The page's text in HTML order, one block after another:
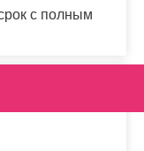
с полным